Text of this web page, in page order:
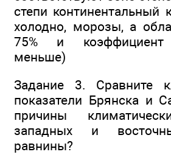
степи континентальный
холодно, морозы, а
75% и коэффициент
меньше)
Задание 3. Сравните
показатели Брянска и
причины
западных и
равнины?